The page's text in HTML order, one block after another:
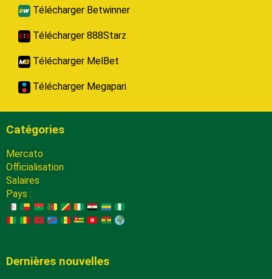
Télécharger Betwinner
Télécharger 888Starz
Télécharger MelBet
Télécharger Megapari
Catégories
Mercato
Officialisation
Salaires
Pays :
Dernières nouvelles